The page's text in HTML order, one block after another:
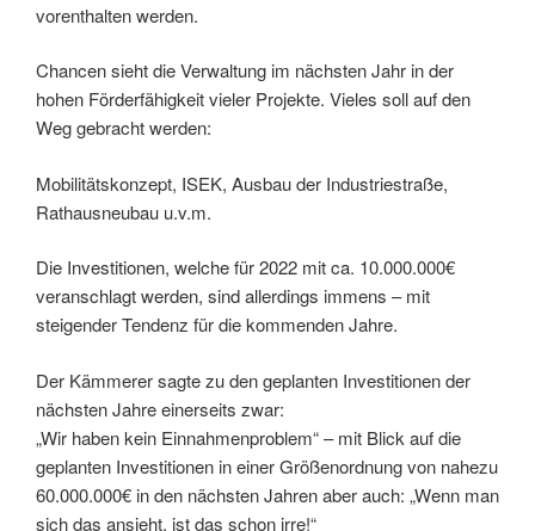
vorenthalten werden.
Chancen sieht die Verwaltung im nächsten Jahr in der
hohen Förderfähigkeit vieler Projekte. Vieles soll auf den
Weg gebracht werden:
Mobilitätskonzept, ISEK, Ausbau der Industriestraße,
Rathausneubau u.v.m.
Die Investitionen, welche für 2022 mit ca. 10.000.000€
veranschlagt werden, sind allerdings immens – mit
steigender Tendenz für die kommenden Jahre.
Der Kämmerer sagte zu den geplanten Investitionen der
nächsten Jahre einerseits zwar:
„Wir haben kein Einnahmenproblem“ – mit Blick auf die
geplanten Investitionen in einer Größenordnung von nahezu
60.000.000€ in den nächsten Jahren aber auch: „Wenn man
sich das ansieht, ist das schon irre!“